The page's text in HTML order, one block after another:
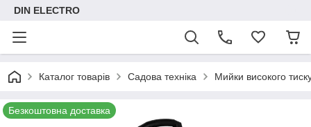
DIN ELECTRO
Каталог товарів Садова техніка Мийки високого
Безкоштовна доставка